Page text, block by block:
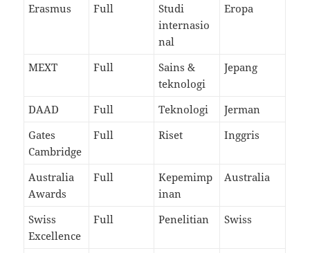
Erasmus Full
Studi
internasio
nal
Eropa
MEXT Full
Sains &
teknologi
Jepang
DAAD Full Teknologi
Jerman
Gates
Cambridge
Full Riset Inggris
Australia
Awards
Full
Kepemimp
inan
Australia
Swiss
Excellence
Full Penelitian Swiss